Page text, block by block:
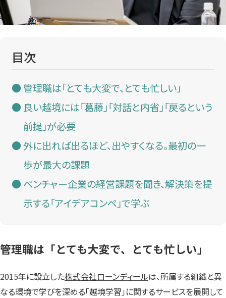
目次
管理職は「とても大変で、とても忙しい」
良い越境には「葛藤」「対話と内省」「戻るという
前提」が必要
外に出れば出るほど、出やすくなる。最初の一
歩が最大の課題
ベンチャー企業の経営課題を聞き、解決策を提
示する「アイデアコンペ」で学ぶ
管理職は「とても大変で、とても忙しい」
2015年に設立した株式会社ローンディールは、所属する組織と異
なる環境で学びを深める「越境学習」に関するサービスを展開して